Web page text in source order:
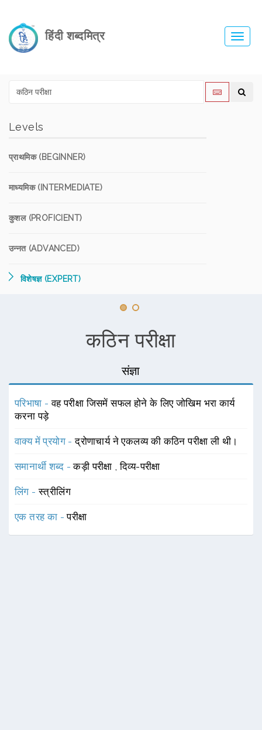
हिंदी शब्दमित्र
Levels
प्राथमिक (BEGINNER)
माध्यमिक (INTERMEDIATE)
कुशल (PROFICIENT)
उन्नत (ADVANCED)
विशेषज्ञ (EXPERT)
कठिन परीक्षा
संज्ञा
परिभाषा -वह परीक्षा जिसमें सफल होने के लिए जोखिम भरा कार्य
करना पड़े
वाक्य में प्रयोग -द्रोणाचार्य ने एकलव्य की कठिन परीक्षा ली थी।
समानार्थी शब्द -कड़ी परीक्षा ,दिव्य-परीक्षा
लिंग -स्त्रीलिंग
एक तरह का -परीक्षा